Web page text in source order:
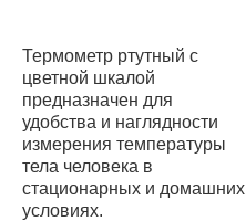
Термометр ртутный с
цветной шкалой
предназначен для
удобства и наглядности
измерения температуры
тела человека в
стационарных и домашних
условиях.